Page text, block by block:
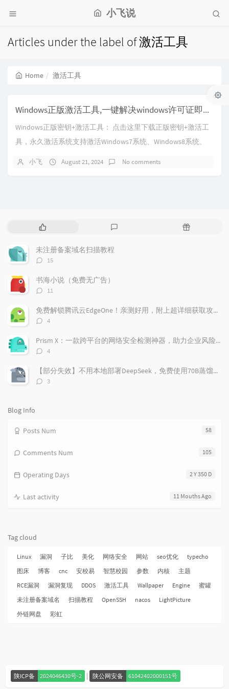
小飞说
Articles under the label of 激活工具
Home 激活工具
Windows正版激活工具,一键解决windows许可证即将过期
Windows正版密钥+激活工具： 点击这里下载正版密钥+激活工
具，永久激活系统支持激活Windows7系统、Windows8系统、
小飞 August 21, 2024 No comments
P
p
u
a
r
r
t
c
l
s
m
n
R
t
l
未注册备案域名扫描教程
评
数：
15
书海小说（免费无广告）
评
数：
11
免费解锁腾讯云EdgeOne！亲测好用，附上超详细获取攻略！
评
数：
4
Prism X：一款跨平台的网络安全检测神器，助力企业风险管理
评
数：
4
【部分失效】不用本地部署DeepSeek，免费使用70B蒸馏模型
评
3
Blog Info
58
Posts Num
105
Comments Num
2 Y 350 D
Operating Days
11 Mouths Ago
Last activity
Tag cloud
Linux 漏洞 子比 美化 网络安全 网站 seo优化
typecho
图床
博客 cnc 安校易 智慧校园 参数 内核
主题
RCE漏洞
漏洞复现 DDOS 激活工具 Wallpaper Engine
蜜罐
未注册备案域名
扫描教程 OpenSSH nacos
LightPicture
外链网盘
彩虹
陕ICP备 2024046430号-2 | 陕公网安备 61042402000151号